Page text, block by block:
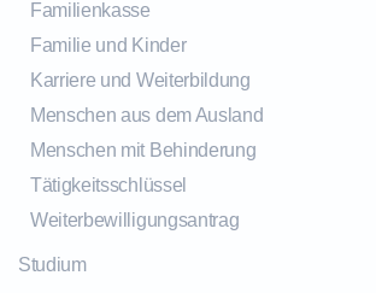
Familienkasse
Familie und Kinder
Karriere und Weiterbildung
Menschen aus dem Ausland
Menschen mit Behinderung
Tätigkeitsschlüssel
Weiterbewilligungsantrag
Studium